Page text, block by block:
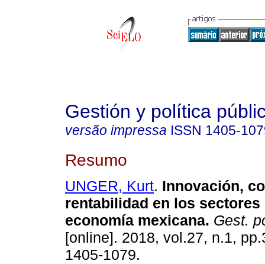
Gestión y política
versão impressa ISSN 1405-
Resumo
UNGER, Kurt. Innovación,
rentabilidad en los sectores
economía mexicana. Gest.
[online]. 2018, vol.27, n.1,
1405-1079.